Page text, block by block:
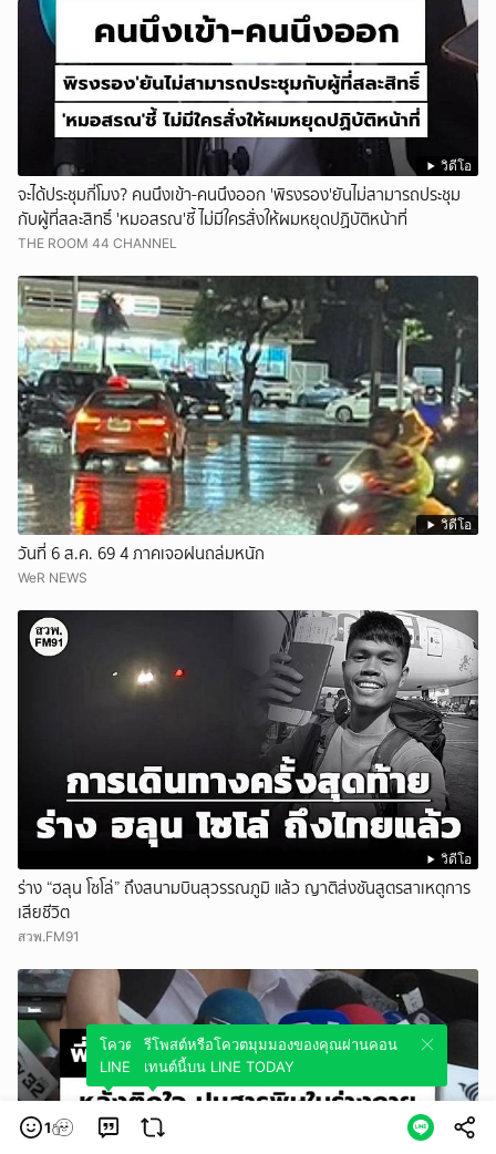
วิดีโอ
จะได้ประชุมกี่โมง? คนนึงเข้า-คนนึงออก 'พิรงรอง'ยันไม่สามารถประชุม
กับผู้ที่สละสิทธิ์ 'หมอสรณ'ชี้ ไม่มีใครสั่งให้ผมหยุดปฏิบัติหน้าที่
THE ROOM 44 CHANNEL
วิดีโอ
วันที่ 6 ส.ค. 69 4 ภาคเจอฝนถล่มหนัก
WeR NEWS
วิดีโอ
ร่าง “ฮลุน โซโล่” ถึงสนามบินสุวรรณภูมิ แล้ว ญาติส่งชันสูตรสาเหตุการ
เสียชีวิต
สวพ.FM91
1
โควตมุมมองของคุณผ่านคอนเทนต์นี้บน
LINE TODAY
รีโพสต์หรือโควตมุมมองของคุณผ่านคอน
เทนต์นี้บน LINE TODAY